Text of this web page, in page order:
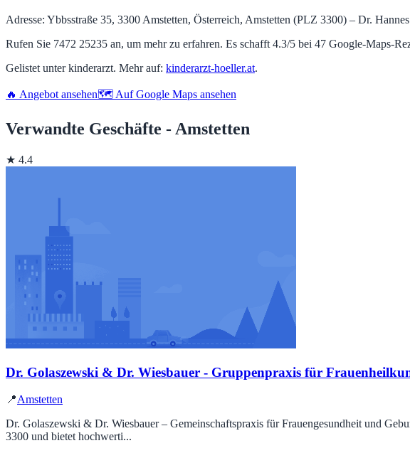
Adresse: Ybbsstraße 35, 3300 Amstetten, Österreich, Amstetten (PLZ 3300) – Dr.
Rufen Sie 7472 25235 an, um mehr zu erfahren. Es schafft 4.3/5 bei 47
Gelistet unter kinderarzt. Mehr auf: kinderarzt-hoeller.at.
🔥 Angebot ansehen🗺️ Auf Google Maps ansehen
Verwandte Geschäfte - Amstetten
★ 4.4
Dr. Golaszewski & Dr. Wiesbauer - Gruppenpraxis für
📍Amstetten
Dr. Golaszewski & Dr. Wiesbauer – Gemeinschaftspraxis für Frauengesundheit und
3300 und bietet hochwerti...